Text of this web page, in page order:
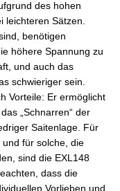
des hohen
leichteren Sätzen.
benötigen
höhere Spannung zu
und auch das
schwieriger sein.
Vorteile: Er ermöglicht
„Schnarren“ der
Saitenlage. Für
für solche, die
sind die EXL148
dass die
Vorlieben und